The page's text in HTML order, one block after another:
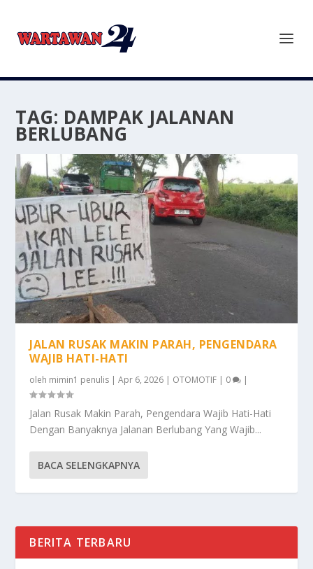
TAG: DAMPAK JALANAN
BERLUBANG
JALAN RUSAK MAKIN PARAH, PENGENDARA
WAJIB HATI-HATI
oleh mimin1 penulis |Apr 6, 2026 | OTOMOTIF | 0 |
Jalan Rusak Makin Parah, Pengendara Wajib Hati-Hati
Dengan Banyaknya Jalanan Berlubang Yang Wajib...
BACA SELENGKAPNYA
BERITA TERBARU